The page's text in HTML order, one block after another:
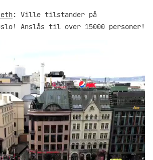
: Ville tilstander på
Anslås til over 15000 personer!